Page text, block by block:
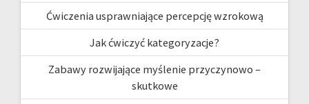
Ćwiczenia usprawniające percepcję wzrokową
Jak ćwiczyć kategoryzacje?
Zabawy rozwijające myślenie przyczynowo –
skutkowe